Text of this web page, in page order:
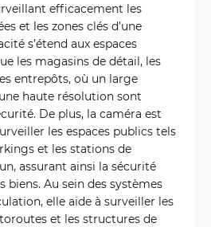
efficacement les
et les zones clés d’une
s’étend aux espaces
les magasins de détail, les
entrepôts, où un large
haute résolution sont
De plus, la caméra est
les espaces publics tels
et les stations de
assurant ainsi la sécurité
biens. Au sein des systèmes
elle aide à surveiller les
et les structures de